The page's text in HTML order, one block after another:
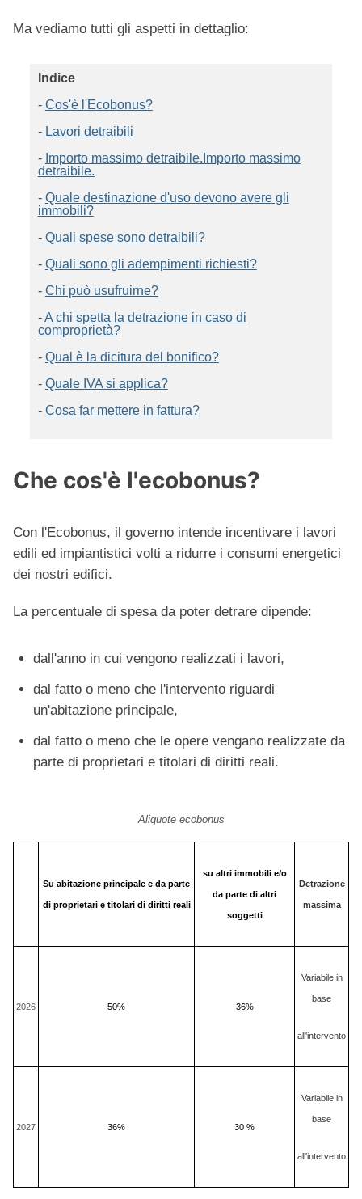
Ma vediamo tutti gli aspetti in dettaglio:
Indice
- Cos'è l'Ecobonus?
- Lavori detraibili
- Importo massimo detraibile.Importo massimo
detraibile.
- Quale destinazione d'uso devono avere gli
immobili?
-Quali spese sono detraibili?
- Quali sono gli adempimenti richiesti?
- Chi può usufruirne?
-A chi spetta la detrazione in caso di
comproprietà?
- Qual è la dicitura del bonifico?
- Quale IVA si applica?
- Cosa far mettere in fattura?
Che cos'è l'ecobonus?
Con l'Ecobonus, il governo intende incentivare i lavori
edili ed impiantistici volti a ridurre i consumi energetici
dei nostri edifici.
La percentuale di spesa da poter detrare dipende:
dall'anno in cui vengono realizzati i lavori,
dal fatto o meno che l'intervento riguardi
un'abitazione principale,
dal fatto o meno che le opere vengano realizzate da
parte di proprietari e titolari di diritti reali.
Aliquote ecobonus
Su abitazione principale e da parte
di proprietari e titolari di diritti reali
su altri immobili e/o
da parte di altri
soggetti
Detrazione
massima
2026 50% 36%
Variabile in
base
all'intervento
2027 36% 30 %
Variabile in
base
all'intervento